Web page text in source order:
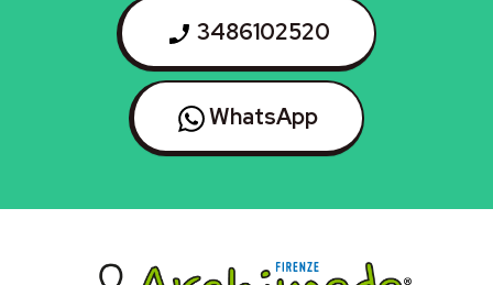
3486102520
WhatsApp